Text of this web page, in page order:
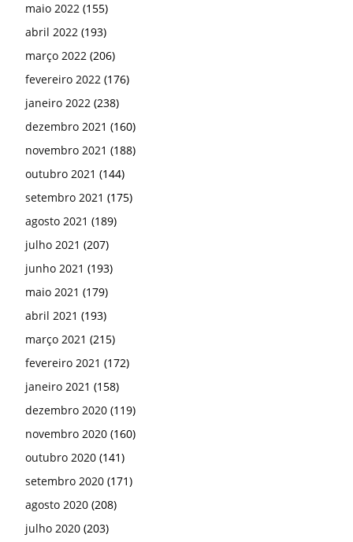
maio 2022 (155)
abril 2022 (193)
março 2022 (206)
fevereiro 2022 (176)
janeiro 2022 (238)
dezembro 2021 (160)
novembro 2021 (188)
outubro 2021 (144)
setembro 2021 (175)
agosto 2021 (189)
julho 2021 (207)
junho 2021 (193)
maio 2021 (179)
abril 2021 (193)
março 2021 (215)
fevereiro 2021 (172)
janeiro 2021 (158)
dezembro 2020 (119)
novembro 2020 (160)
outubro 2020 (141)
setembro 2020 (171)
agosto 2020 (208)
julho 2020 (203)